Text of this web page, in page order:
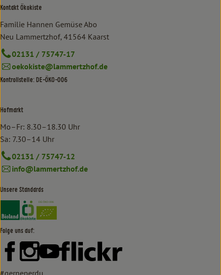
Kontakt Ökokiste
Familie Hannen Gemüse Abo
Neu Lammertzhof, 41564 Kaarst
02131 / 75747-17
oekokiste@lammertzhof.de
Kontrollstelle: DE-ÖKO-006
Hofmarkt
Mo–Fr: 8.30–18.30 Uhr
Sa: 7.30–14 Uhr
02131 / 75747-12
info@lammertzhof.de
Unsere Standards
Externer Link zu https://www.bioland.de/verbraucher
Externer Link zu https://www.oekokiste.de/
Folge uns auf:
Externer Link zu https://www.facebook.com/lammertzhof/
Externer Link zu https://www.instagram.com/
Externer Link zu https://www.youtube.com/
Externer Link zu https://